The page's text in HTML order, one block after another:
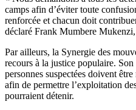
camps afin d’éviter toute
renforcée et chacun doit
déclaré Frank Mumbere
Par ailleurs, la Synergie des
recours à la justice populaire.
personnes suspectées doivent
afin de permettre l’exploitation
pourraient détenir.